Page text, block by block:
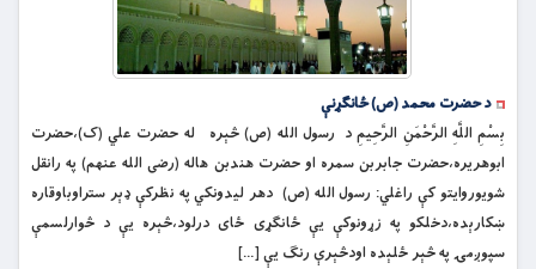
د حضرت محمد (ص) ځانګړنې
بِسْمِ اللَّهِ الرَّحْمَنِ الرَّحِيمِ د رسول الله (ص) څېره له حضرت علي (ک)،حضرت
ابوهريره،حضرت جابربن سمره او حضرت هندبن هاله (رضى الله عنهم) په رانقل
شويوروايتو کې راغلي: رسول الله (ص) دهر ليدونکي په نظرکې ډېر ستراوباوقاره
ښکارېده،دخلکو په زړونوکې يې ځانګړى ځاى درلود،څېره يې د څوارلسمې
سپوږمۍ په څېر ځلېده اودڅېرې رنګ يې […]